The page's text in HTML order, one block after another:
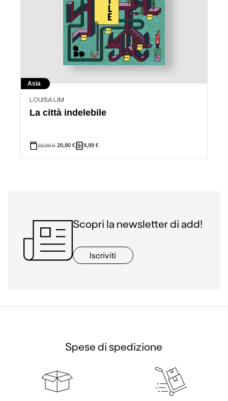
Asia
LOUISA LIM
La città indelebile
22,00€ 20,90 € 9,99 €
Scopri la newsletter di add!
Iscriviti
Spese di spedizione